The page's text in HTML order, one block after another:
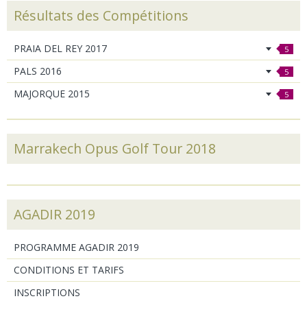
Résultats des Compétitions
PRAIA DEL REY 2017 5
PALS 2016 5
MAJORQUE 2015 5
Marrakech Opus Golf Tour 2018
AGADIR 2019
PROGRAMME AGADIR 2019
CONDITIONS ET TARIFS
INSCRIPTIONS